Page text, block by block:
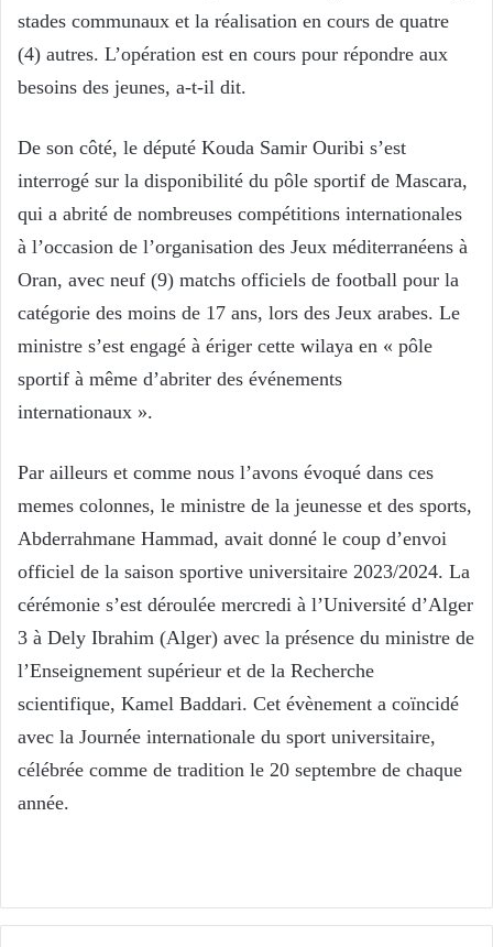
stades communaux et la réalisation en cours de quatre
(4) autres. L’opération est en cours pour répondre aux
besoins des jeunes, a-t-il dit.
De son côté, le député Kouda Samir Ouribi s’est
interrogé sur la disponibilité du pôle sportif de Mascara,
qui a abrité de nombreuses compétitions internationales
à l’occasion de l’organisation des Jeux méditerranéens à
Oran, avec neuf (9) matchs officiels de football pour la
catégorie des moins de 17 ans, lors des Jeux arabes. Le
ministre s’est engagé à ériger cette wilaya en « pôle
sportif à même d’abriter des événements
internationaux ».
Par ailleurs et comme nous l’avons évoqué dans ces
memes colonnes, le ministre de la jeunesse et des sports,
Abderrahmane Hammad, avait donné le coup d’envoi
officiel de la saison sportive universitaire 2023/2024. La
cérémonie s’est déroulée mercredi à l’Université d’Alger
3 à Dely Ibrahim (Alger) avec la présence du ministre de
l’Enseignement supérieur et de la Recherche
scientifique, Kamel Baddari. Cet évènement a coïncidé
avec la Journée internationale du sport universitaire,
célébrée comme de tradition le 20 septembre de chaque
année.